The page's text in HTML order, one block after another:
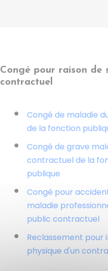
Congé pour raison de
contractuel
Congé de maladie
de la fonction
Congé de grave
contractuel de la
publique
Congé pour
maladie
public contractuel
Reclassement pour
physique d'un